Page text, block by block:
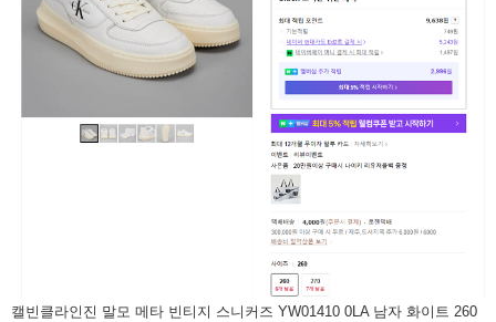
캘빈클라인진 말모 메타 빈티지 스니커즈 YW01410 0LA 남자 화이트 260